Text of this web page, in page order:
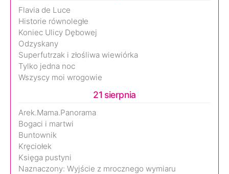
Flavia de Luce
Historie równoległe
Koniec Ulicy Dębowej
Odzyskany
Superfutrzak i złośliwa wiewiórka
Tylko jedna noc
Wszyscy moi wrogowie
21 sierpnia
Arek.Mama.Panorama
Bogaci i martwi
Buntownik
Kręciołek
Księga pustyni
Naznaczony: Wyjście z mrocznego wymiaru